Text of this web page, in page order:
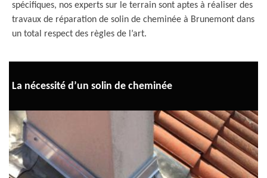
spécifiques, nos experts sur le terrain sont aptes à réaliser des
travaux de réparation de solin de cheminée à Brunemont dans
un total respect des règles de l’art.
La nécessité d’un solin de cheminée